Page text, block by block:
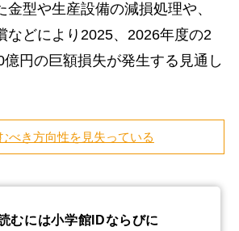
金型や生産設備の減損処理や、
などにより2025、2026年度の2
円の巨額損失が発生する見通し
べき方向性を見失っている
むには小学館IDならびに